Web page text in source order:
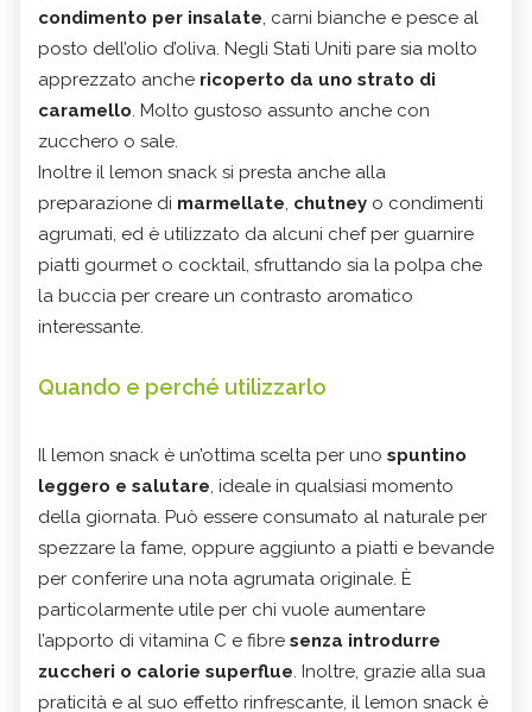
condimento per insalate, carni bianche e pesce al
posto dell’olio d’oliva. Negli Stati Uniti pare sia molto
apprezzato anche ricoperto da uno strato di
caramello. Molto gustoso assunto anche con
zucchero o sale.
Inoltre il lemon snack si presta anche alla
preparazione di marmellate, chutney o condimenti
agrumati, ed è utilizzato da alcuni chef per guarnire
piatti gourmet o cocktail, sfruttando sia la polpa che
la buccia per creare un contrasto aromatico
interessante.
Quando e perché utilizzarlo
Il lemon snack è un’ottima scelta per uno spuntino
leggero e salutare, ideale in qualsiasi momento
della giornata. Può essere consumato al naturale per
spezzare la fame, oppure aggiunto a piatti e bevande
per conferire una nota agrumata originale. È
particolarmente utile per chi vuole aumentare
l’apporto di vitamina C e fibre senza introdurre
zuccheri o calorie superflue. Inoltre, grazie alla sua
praticità e al suo effetto rinfrescante, il lemon snack è